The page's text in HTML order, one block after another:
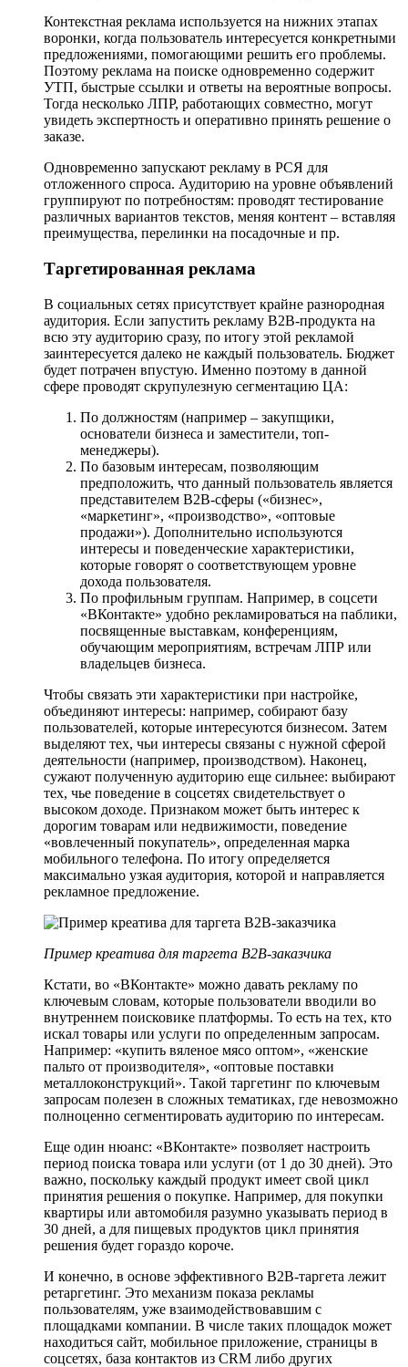
Контекстная реклама используется на нижних этапах
воронки, когда пользователь интересуется конкретными
предложениями, помогающими решить его проблемы.
Поэтому реклама на поиске одновременно содержит
УТП, быстрые ссылки и ответы на вероятные вопросы.
Тогда несколько ЛПР, работающих совместно, могут
увидеть экспертность и оперативно принять решение о
заказе.
Одновременно запускают рекламу в РСЯ для
отложенного спроса. Аудиторию на уровне объявлений
группируют по потребностям: проводят тестирование
различных вариантов текстов, меняя контент – вставляя
преимущества, перелинки на посадочные и пр.
Таргетированная реклама
В социальных сетях присутствует крайне разнородная
аудитория. Если запустить рекламу B2B-продукта на
всю эту аудиторию сразу, по итогу этой рекламой
заинтересуется далеко не каждый пользователь. Бюджет
будет потрачен впустую. Именно поэтому в данной
сфере проводят скрупулезную сегментацию ЦА:
По должностям (например – закупщики,
основатели бизнеса и заместители, топ-
менеджеры).
По базовым интересам, позволяющим
предположить, что данный пользователь является
представителем B2B-сферы («бизнес»,
«маркетинг», «производство», «оптовые
продажи»). Дополнительно используются
интересы и поведенческие характеристики,
которые говорят о соответствующем уровне
дохода пользователя.
По профильным группам. Например, в соцсети
«ВКонтакте» удобно рекламироваться на паблики,
посвященные выставкам, конференциям,
обучающим мероприятиям, встречам ЛПР или
владельцев бизнеса.
Чтобы связать эти характеристики при настройке,
объединяют интересы: например, собирают базу
пользователей, которые интересуются бизнесом. Затем
выделяют тех, чьи интересы связаны с нужной сферой
деятельности (например, производством). Наконец,
сужают полученную аудиторию еще сильнее: выбирают
тех, чье поведение в соцсетях свидетельствует о
высоком доходе. Признаком может быть интерес к
дорогим товарам или недвижимости, поведение
«вовлеченный покупатель», определенная марка
мобильного телефона. По итогу определяется
максимально узкая аудитория, которой и направляется
рекламное предложение.
Пример креатива для таргета B2B-заказчика
Кстати, во «ВКонтакте» можно давать рекламу по
ключевым словам, которые пользователи вводили во
внутреннем поисковике платформы. То есть на тех, кто
искал товары или услуги по определенным запросам.
Например: «купить вяленое мясо оптом», «женские
пальто от производителя», «оптовые поставки
металлоконструкций». Такой таргетинг по ключевым
запросам полезен в сложных тематиках, где невозможно
полноценно сегментировать аудиторию по интересам.
Еще один нюанс: «ВКонтакте» позволяет настроить
период поиска товара или услуги (от 1 до 30 дней). Это
важно, поскольку каждый продукт имеет свой цикл
принятия решения о покупке. Например, для покупки
квартиры или автомобиля разумно указывать период в
30 дней, а для пищевых продуктов цикл принятия
решения будет гораздо короче.
И конечно, в основе эффективного B2B-таргета лежит
ретаргетинг. Это механизм показа рекламы
пользователям, уже взаимодействовавшим с
площадками компании. В числе таких площадок может
находиться сайт, мобильное приложение, страницы в
соцсетях, база контактов из CRM либо других